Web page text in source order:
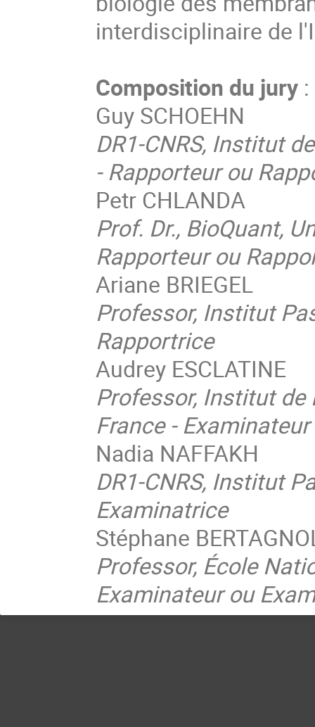
interdisciplinaire de
Composition du jury :
Guy SCHOEHN
DR1-CNRS, Institut
- Rapporteur ou
Petr CHLANDA
Prof. Dr., BioQuant,
Rapporteur ou
Ariane BRIEGEL
Professor, Institut
Rapportrice
Audrey ESCLATINE
Professor, Institut de
France -
Nadia NAFFAKH
DR1-CNRS, Institut
Examinatrice
Stéphane
Professor, École
Examinateur ou